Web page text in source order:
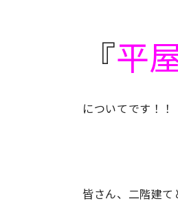
『平
についてです！！
皆さん、二階建て